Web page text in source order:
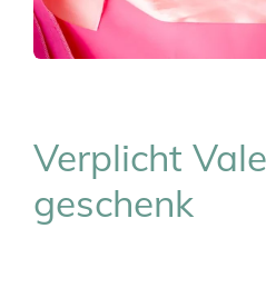
Verplicht
geschenk